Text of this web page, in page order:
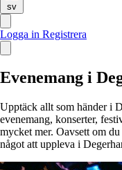
sv
Logga in Registrera
Evenemang i
Upptäck allt som händer i
evenemang, konserter,
mycket mer. Oavsett om
något att uppleva i